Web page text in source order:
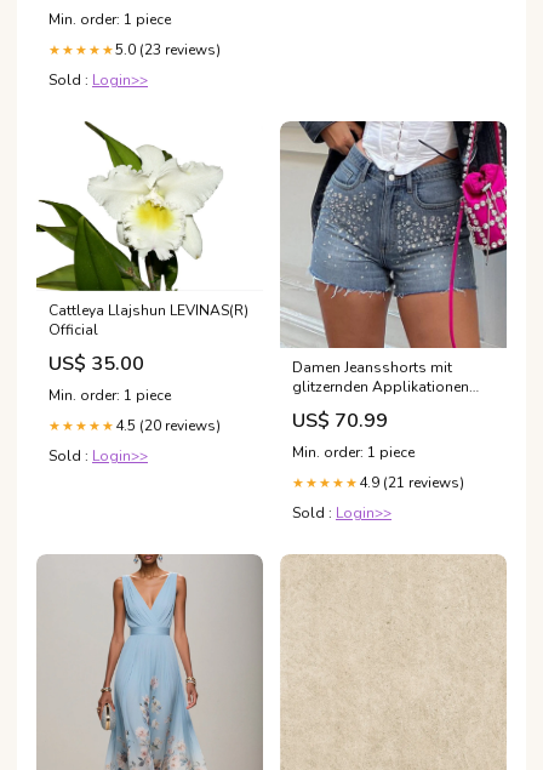
Min. order: 1 piece
★★★★★5.0 (23 reviews)
Sold : Login>>
Cattleya Llajshun LEVINAS(R)
Official
US$ 35.00
Min. order: 1 piece
★★★★★ 4.5 (20 reviews)
Sold : Login>>
Damen Jeansshorts mit
glitzernden Applikationen
und fransigem Saum Echo
Archiv Farbe:Blau
US$ 70.99
Min. order: 1 piece
★★★★★ 4.9 (21 reviews)
Sold : Login>>